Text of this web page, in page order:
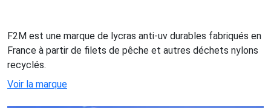
F2M est une marque de lycras anti-uv durables fabriqués en
France à partir de filets de pêche et autres déchets nylons
recyclés.
Voir la marque